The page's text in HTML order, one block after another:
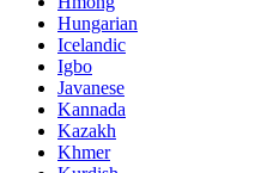
Hungarian
Icelandic
Igbo
Javanese
Kannada
Kazakh
Khmer